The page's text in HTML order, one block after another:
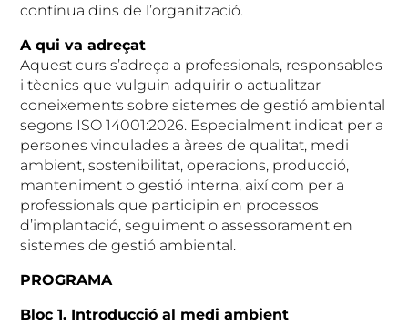
contínua dins de l’organització.
A qui va adreçat
Aquest curs s’adreça a professionals, responsables
i tècnics que vulguin adquirir o actualitzar
coneixements sobre sistemes de gestió ambiental
segons ISO 14001:2026. Especialment indicat per a
persones vinculades a àrees de qualitat, medi
ambient, sostenibilitat, operacions, producció,
manteniment o gestió interna, així com per a
professionals que participin en processos
d’implantació, seguiment o assessorament en
sistemes de gestió ambiental.
PROGRAMA
Bloc 1. Introducció al medi ambient